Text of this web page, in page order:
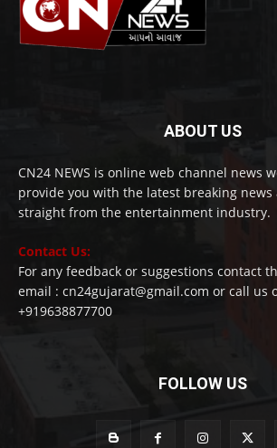
ABOUT US
CN24 NEWS is online web channel news
provide you with the latest breaking news
straight from the entertainment industry.
Contact Us:
For any feedback or suggestions contact
email : cn24gujarat@gmail.com or call us
+919638877700
FOLLOW US